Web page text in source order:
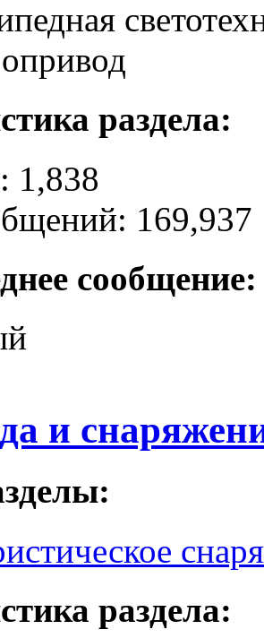
раздела:
1,838
169,937
сообщение:
и
раздела: